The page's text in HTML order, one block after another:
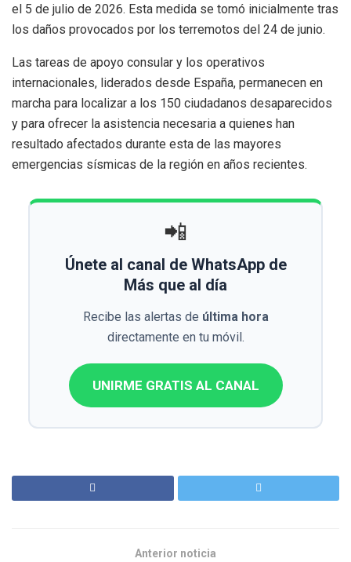
el 5 de julio de 2026. Esta medida se tomó inicialmente tras
los daños provocados por los terremotos del 24 de junio.
Las tareas de apoyo consular y los operativos
internacionales, liderados desde España, permanecen en
marcha para localizar a los 150 ciudadanos desaparecidos
y para ofrecer la asistencia necesaria a quienes han
resultado afectados durante esta de las mayores
emergencias sísmicas de la región en años recientes.
📲
Únete al canal de WhatsApp de
Más que al día
Recibe las alertas de última hora
directamente en tu móvil.
UNIRME GRATIS AL CANAL
Anterior noticia